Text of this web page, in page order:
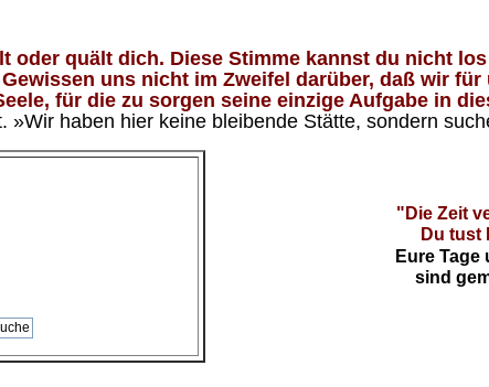
oder quält dich. Diese Stimme kannst du nicht
uns nicht im Zweifel darüber, daß wir
für die zu sorgen seine einzige Aufgabe in
haben hier keine bleibende Stätte, sondern
"Die Zeit
Du tust
Eure
sind